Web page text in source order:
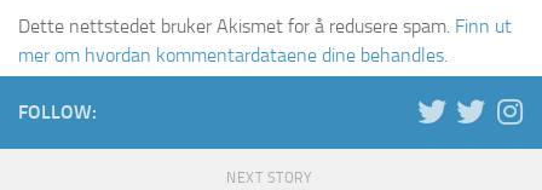
Dette nettstedet bruker Akismet for å redusere spam. Finn ut
mer om hvordan kommentardataene dine behandles.
FOLLOW:
NEXT STORY